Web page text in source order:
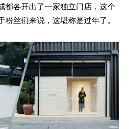
都各开出了一家独立门店，这个
丝们来说，这堪称是过年了。